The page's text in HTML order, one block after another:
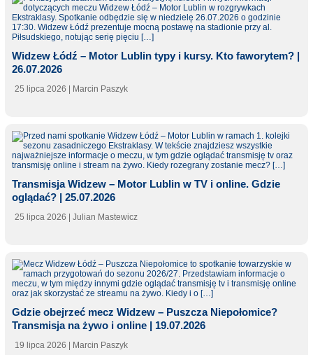
Widzew Łódź – Motor Lublin typy i kursy. Kto faworytem? |
26.07.2026
25 lipca 2026 | Marcin Paszyk
Transmisja Widzew – Motor Lublin w TV i online. Gdzie
oglądać? | 25.07.2026
25 lipca 2026 | Julian Mastewicz
Gdzie obejrzeć mecz Widzew – Puszcza Niepołomice?
Transmisja na żywo i online | 19.07.2026
19 lipca 2026 | Marcin Paszyk